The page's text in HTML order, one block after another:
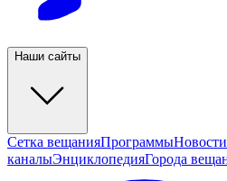
Наши сайты
Сетка вещанияПрограммыНовости
каналыЭнциклопедияГорода